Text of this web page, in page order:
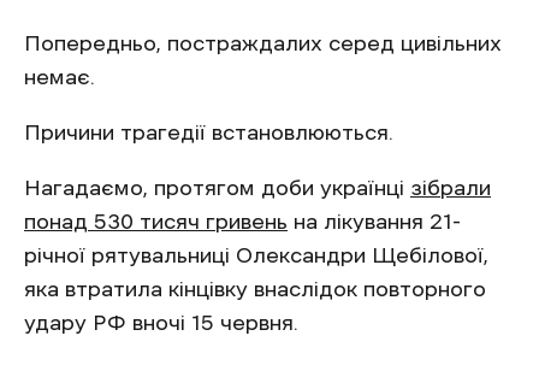
Попередньо, постраждалих серед цивільних
немає.
Причини трагедії встановлюються.
Нагадаємо, протягом доби українці зібрали
понад 530 тисяч гривень на лікування 21-
річної рятувальниці Олександри Щебілової,
яка втратила кінцівку внаслідок повторного
удару РФ вночі 15 червня.